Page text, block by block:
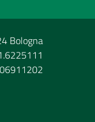
Bologna